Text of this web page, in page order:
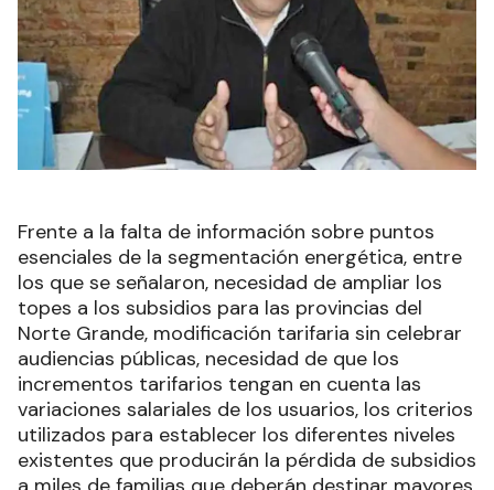
Frente a la falta de información sobre puntos
esenciales de la segmentación energética, entre
los que se señalaron, necesidad de ampliar los
topes a los subsidios para las provincias del
Norte Grande, modificación tarifaria sin celebrar
audiencias públicas, necesidad de que los
incrementos tarifarios tengan en cuenta las
variaciones salariales de los usuarios, los criterios
utilizados para establecer los diferentes niveles
existentes que producirán la pérdida de subsidios